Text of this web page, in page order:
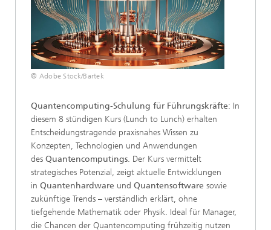
© Adobe Stock/Bartek
Quantencomputing-Schulung für Führungskräfte: In
diesem 8 stündigen Kurs (Lunch to Lunch) erhalten
Entscheidungstragende praxisnahes Wissen zu
Konzepten, Technologien und Anwendungen
des Quantencomputings. Der Kurs vermittelt
strategisches Potenzial, zeigt aktuelle Entwicklungen
in Quantenhardware und Quantensoftware sowie
zukünftige Trends – verständlich erklärt, ohne
tiefgehende Mathematik oder Physik. Ideal für Manager,
die Chancen der Quantencomputing frühzeitig nutzen